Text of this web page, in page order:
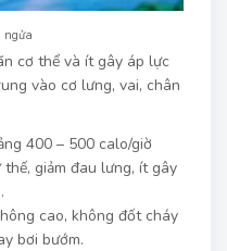
ngửa
cơ thể và ít gây áp lực
vào cơ lưng, vai, chân
400 – 500 calo/giờ
thế, giảm đau lưng, ít gây
cao, không đốt cháy
bơi bướm.